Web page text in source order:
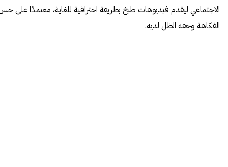
الاجتماعي ليقدم فيديوهات طبخ بطريقة احترافية للغاية، معتمدًا على
الفكاهة وخفة الظل لديه.